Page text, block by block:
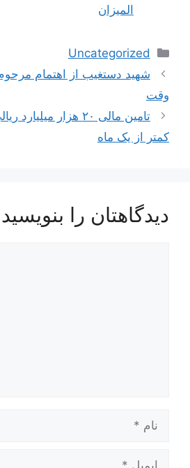
الميزان
دسته‌ها
Uncategorized
ناوبری
نوشته‌ها
شهید دستغیب از اهتمام
وقت
تامین مالی ۲۰ هزار
کمتر از یک ماه
دیدگاهتان را بنویسید
ایمیل